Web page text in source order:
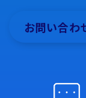
お問い合わ